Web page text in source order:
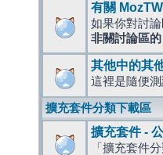
有關
如果你對討
非關討論區
其他中的其
這裡是隨便
擴充套件分類下載區
擴充套件 -
「擴充套件